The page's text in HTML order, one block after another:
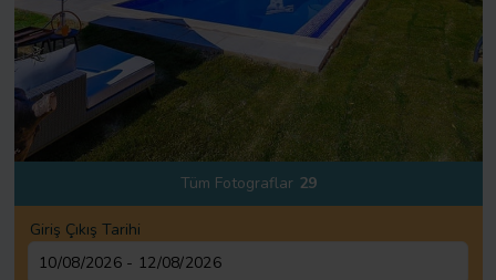
Tüm Fotograflar 29
Giriş Çıkış Tarihi